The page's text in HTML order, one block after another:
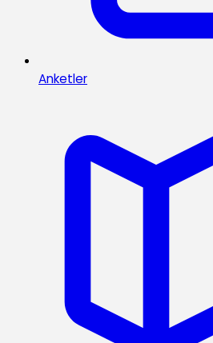
Anketler